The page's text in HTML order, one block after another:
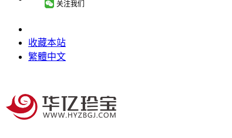
关注我们
收藏本站
繁體中文